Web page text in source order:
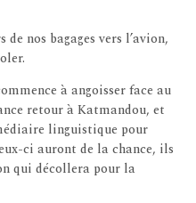
nos bagages vers l’avion,
à angoisser face au
retour à Katmandou, et
linguistique pour
ci auront de la chance, ils
qui décollera pour la